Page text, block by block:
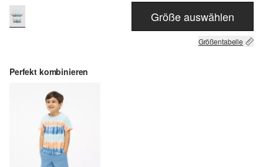
Größe auswählen
Größentabelle
Perfekt kombinieren